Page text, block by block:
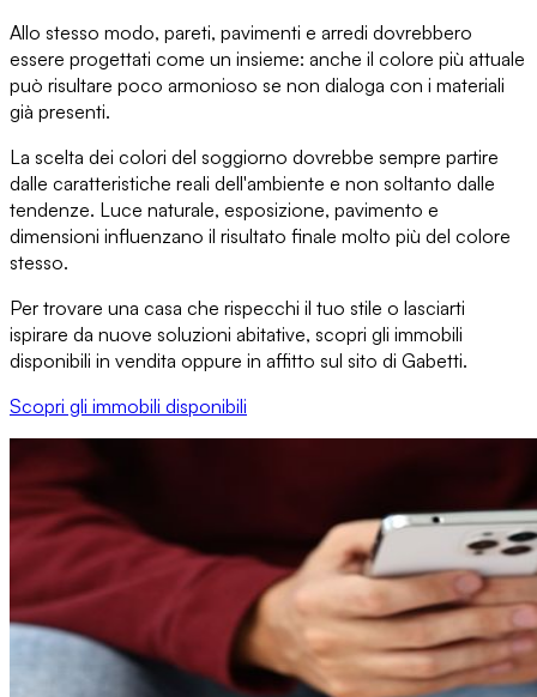
Allo stesso modo, pareti, pavimenti e arredi dovrebbero
essere progettati come un insieme: anche il colore più attuale
può risultare poco armonioso se non dialoga con i materiali
già presenti.
La scelta dei colori del soggiorno dovrebbe sempre partire
dalle caratteristiche reali dell'ambiente e non soltanto dalle
tendenze. Luce naturale, esposizione, pavimento e
dimensioni influenzano il risultato finale molto più del colore
stesso.
Per trovare una casa che rispecchi il tuo stile o lasciarti
ispirare da nuove soluzioni abitative, scopri gli immobili
disponibili in vendita oppure in affitto sul sito di Gabetti.
Scopri gli immobili disponibili